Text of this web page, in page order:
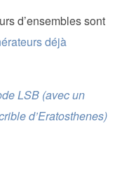
d’ensembles sont
déjà
LSB (avec un
d’Eratosthenes)